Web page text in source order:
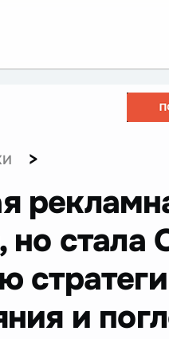
>
но
и